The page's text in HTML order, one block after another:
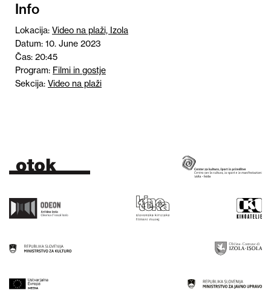
Info
Lokacija: Video na plaži, Izola
Datum: 10. June 2023
Čas: 20:45
Program: Filmi in gostje
Sekcija: Video na plaži